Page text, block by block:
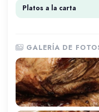
Platos a la carta
GALERÍA DE